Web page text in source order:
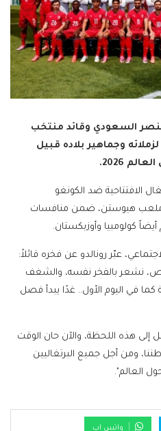
السعودي وقائد منتخب
وجماهير بلاده قبيل
2026.
الافتتاحية ضد الكونغو
ملعب هيوستن، ضمن منافسات
كولومبيا وأوزبكستان.
عبّر رونالدو عن فخره قائلاً:
نشعر بالفخر نفسه، والشغف
في اليوم الأول.. غدًا يبدأ فصل
إلى هذه اللحظة، والآن حان الوقت
ومن أجل جميع البرتغاليين
العالم".
واتس اب